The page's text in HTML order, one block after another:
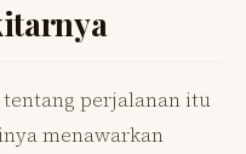
perjalanan itu
menawarkan